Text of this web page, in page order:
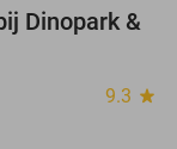
22%
Dinopark &
9.3 star